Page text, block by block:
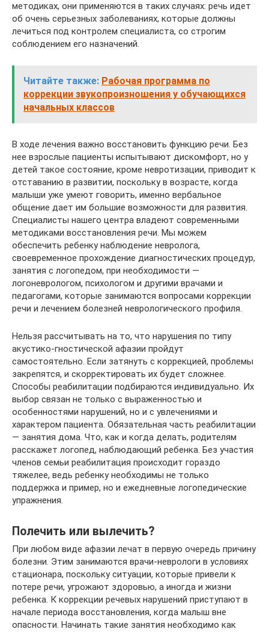
методиках, они применяются в таких случаях: речь идет
об очень серьезных заболеваниях, которые должны
лечиться под контролем специалиста, со строгим
соблюдением его назначений.
Читайте также: Рабочая программа по
коррекции звукопроизношения у обучающихся
начальных классов
В ходе лечения важно восстановить функцию речи. Без
нее взрослые пациенты испытывают дискомфорт, но у
детей такое состояние, кроме невротизации, приводит к
отставанию в развитии, поскольку в возрасте, когда
малыши уже умеют говорить, именно вербальное
общение дает им большие возможности для развития.
Специалисты нашего центра владеют современными
методиками восстановления речи. Мы можем
обеспечить ребенку наблюдение невролога,
своевременное прохождение диагностических процедур,
занятия с логопедом, при необходимости —
логоневрологом, психологом и другими врачами и
педагогами, которые занимаются вопросами коррекции
речи и лечением болезней неврологического профиля.
Нельзя рассчитывать на то, что нарушения по типу
акустико-гностической афазии пройдут
самостоятельно. Если затянуть с коррекцией, проблемы
закрепятся, и скорректировать их будет сложнее.
Способы реабилитации подбираются индивидуально. Их
выбор связан не только с выраженностью и
особенностями нарушений, но и с увлечениями и
характером пациента. Обязательная часть реабилитации
— занятия дома. Что, как и когда делать, родителям
расскажет логопед, наблюдающий ребенка. Без участия
членов семьи реабилитация происходит гораздо
тяжелее, ведь ребенку необходимы не только
поддержка и пример, но и ежедневные логопедические
упражнения.
Полечить или вылечить?
При любом виде афазии лечат в первую очередь причину
болезни. Этим занимаются врачи-неврологи в условиях
стационара, поскольку ситуации, которые привели к
потере речи, угрожают здоровью, а иногда и жизни
ребенка. К коррекции речевых нарушений приступают в
начале периода восстановления, когда малыш вне
опасности. Начинать такие занятия необходимо как